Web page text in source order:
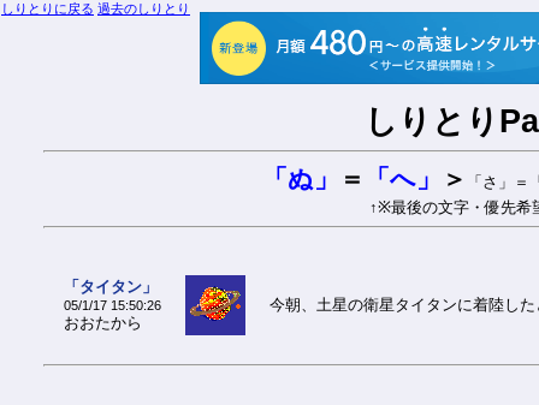
しりとり
「ぬ」 ＝ 「へ」 ＞
「さ」
↑※最後の文字・優先希
「タイタン」
05/1/17 15:50:26
おおたから
今朝、土星の衛星タイタンに着陸し
しりとりに戻る 過去のしりとり